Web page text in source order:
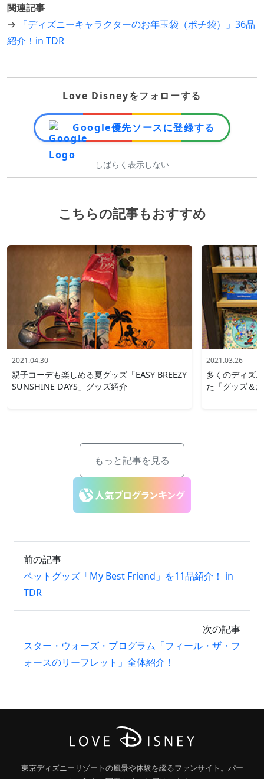
関連記事
→
「ディズニーキャラクターのお年玉袋（ポチ袋）」36品
紹介！in TDR
Love Disneyをフォローする
Google優先ソースに登録する
しばらく表示しない
こちらの記事もおすすめ
2021.04.30
親子コーデも楽しめる夏グッズ「EASY BREEZY
SUNSHINE DAYS」グッズ紹介
2021.03.26
多くのディズ
た「グッズ＆
もっと記事を見る
前の記事
ペットグッズ「My Best Friend」を11品紹介！ in
TDR
次の記事
スター・ウォーズ・プログラム「フィール・ザ・フ
ォースのリーフレット」全体紹介！
東京ディズニーリゾートの風景や体験を綴るファンサイト。パー